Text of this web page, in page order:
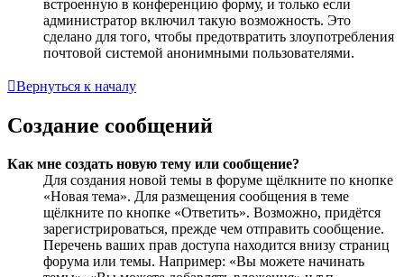
встроенную в конференцию форму, и только если
администратор включил такую возможность. Это
сделано для того, чтобы предотвратить злоупотребления
почтовой системой анонимными пользователями.
Вернуться к началу
Создание сообщений
Как мне создать новую тему или сообщение?
Для создания новой темы в форуме щёлкните по кнопке
«Новая тема». Для размещения сообщения в теме
щёлкните по кнопке «Ответить». Возможно, придётся
зарегистрироваться, прежде чем отправить сообщение.
Перечень ваших прав доступа находится внизу страниц
форума или темы. Например: «Вы можете начинать